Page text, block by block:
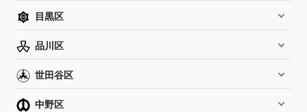
目黒区
品川区
世田谷区
中野区